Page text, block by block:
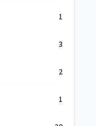
1
3
2
1